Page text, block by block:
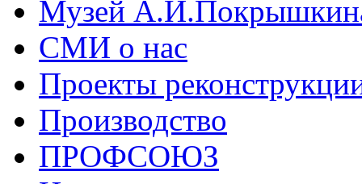
Музей
СМИ о нас
Проекты
Производство
ПРОФСОЮЗ